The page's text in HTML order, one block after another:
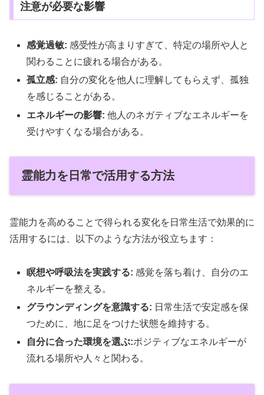
注意が必要な影響
感覚過敏: 感受性が高まりすぎて、特定の場所や人と
関わることに疲れる場合がある。
孤立感: 自分の変化を他人に理解してもらえず、孤独
を感じることがある。
エネルギーの影響: 他人のネガティブなエネルギーを
受けやすくなる場合がある。
霊能力を日常で活用する方法
霊能力を高めることで得られる変化を日常生活で効果的に
活用するには、以下のような方法が役立ちます：
瞑想や呼吸法を実践する: 感覚を落ち着け、自分のエ
ネルギーを整える。
グラウンディングを意識する: 日常生活で安定感を保
つために、地に足をつけた状態を維持する。
自分に合った環境を選ぶ:ポジティブなエネルギーが
流れる場所や人々と関わる。